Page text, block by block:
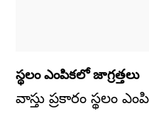
స్థలం ఎంపికలో జాగ్రత్తలు
వాస్తు ప్రకారం స్థలం